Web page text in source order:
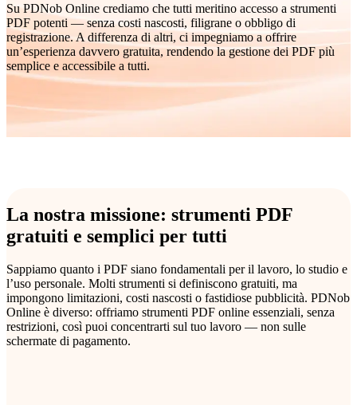
Su PDNob Online crediamo che tutti meritino accesso a strumenti
PDF potenti — senza costi nascosti, filigrane o obbligo di
registrazione. A differenza di altri, ci impegniamo a offrire
un’esperienza davvero gratuita, rendendo la gestione dei PDF più
semplice e accessibile a tutti.
La nostra missione: strumenti PDF
gratuiti e semplici per tutti
Sappiamo quanto i PDF siano fondamentali per il lavoro, lo studio e
l’uso personale. Molti strumenti si definiscono gratuiti, ma
impongono limitazioni, costi nascosti o fastidiose pubblicità. PDNob
Online è diverso: offriamo strumenti PDF online essenziali, senza
restrizioni, così puoi concentrarti sul tuo lavoro — non sulle
schermate di pagamento.